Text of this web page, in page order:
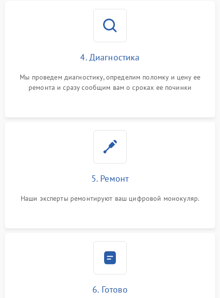
4. Диагностика
Мы проведем диагностику, определим поломку и цену ее
ремонта и сразу сообщим вам о сроках ее починки
5. Ремонт
Наши эксперты ремонтируют ваш цифровой монокуляр.
6. Готово